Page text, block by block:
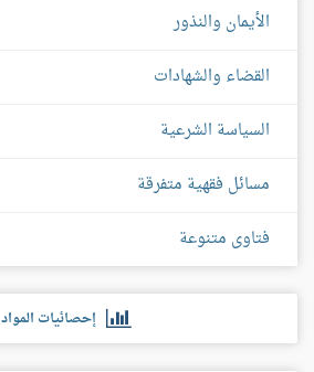
الأيمان والنذور
القضاء والشهادات
السياسة الشرعية
مسائل فقهية متفرقة
فتاوى متنوعة
إحصائيات المواد